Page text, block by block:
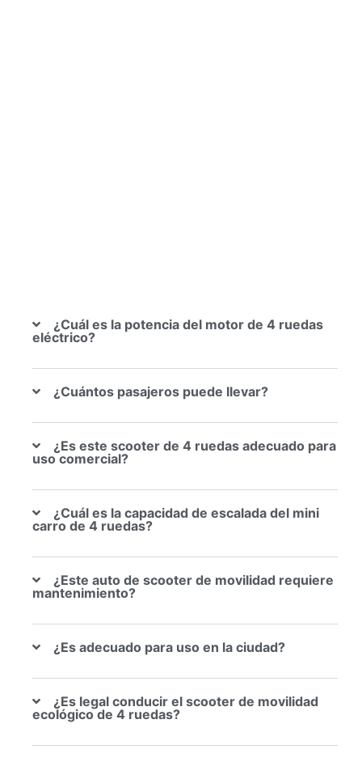
¿Cuál es la potencia del motor de 4 ruedas
eléctrico?
¿Cuántos pasajeros puede llevar?
¿Es este scooter de 4 ruedas adecuado para
uso comercial?
¿Cuál es la capacidad de escalada del mini
carro de 4 ruedas?
¿Este auto de scooter de movilidad requiere
mantenimiento?
¿Es adecuado para uso en la ciudad?
¿Es legal conducir el scooter de movilidad
ecológico de 4 ruedas?